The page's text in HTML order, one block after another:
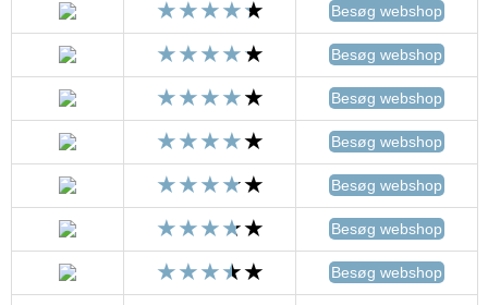
Besøg webshop
Besøg webshop
Besøg webshop
Besøg webshop
Besøg webshop
Besøg webshop
Besøg webshop